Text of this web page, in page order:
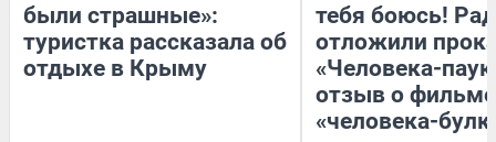
были страшные»:
туристка рассказала об
отдыхе в Крыму
тебя боюсь!
отложили
«Человека-
отзыв о
«человека-